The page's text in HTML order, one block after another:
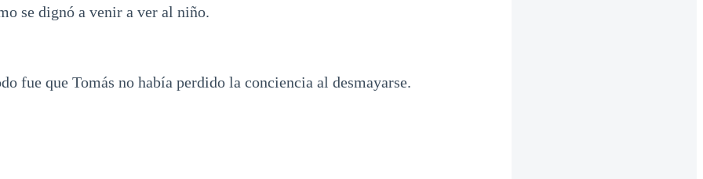
se dignó a venir a ver al niño.
fue que Tomás no había perdido la conciencia al desmayarse.